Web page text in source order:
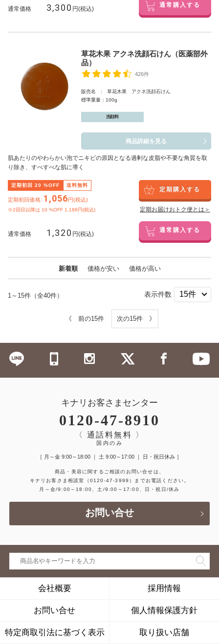
通常価格 3,300 円(税込) 通常購入する
草花木果 アクネ洗顔石けん（医薬部外
品）
426件
販売名 : 草花木果 アクネ洗顔石けん
標準重量：100g
洗顔料
商品詳細を見る
肌あたりのやわらかい泡でニキビの原因となる過剰な皮脂や不要な角質を取
り除き、すべすべな肌に導く
定期初回 20 %OFF 送料無料
定期初回価格: 1,056円(税込)
※2回目以降は 10 %OFF 1,188円(税込)
定期購入する
定期お届けおトク便とは＞
通常価格 1,320 円(税込) 通常購入する
新着順 価格が安い 価格が高い
1～15件（全40件） 表示件数
《 前の15件 次の15件 》
キナリお客さまセンター
0120-47-8910
〈 通話料無料 〉
国内のみ
［ 月～金 9:00～18:00 ｜ 土 9:00～17:00 ｜ 日・祝日休み ］
商品・美容に関するご相談のお問い合せは、
キナリお客さま相談室
（0120-47-3999）
までお電話ください。
月～金/9:00～18:00、土/9:00～17:00、日・祝日/休み
お問い合せ
会社概要 採用情報
お問い合せ 個人情報保護方針
特定商取引法に基づく表示 取り扱い店舗